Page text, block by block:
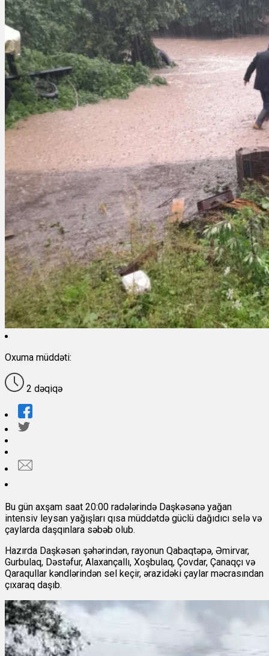
Oxuma müddəti:
2 dəqiqə
Bu gün axşam saat 20:00 radələrində Daşkəsənə yağan
intensiv leysan yağışları qısa müddətdə güclü dağıdıcı selə və
çaylarda daşqınlara səbəb olub.
Hazırda Daşkəsən şəhərindən, rayonun Qabaqtəpə, Əmirvar,
Gurbulaq, Dəstəfur, Alaxançallı, Xoşbulaq, Çovdar, Çanaqçı və
Qaraqullar kəndlərindən sel keçir, ərazidəki çaylar məcrasından
çıxaraq daşıb.